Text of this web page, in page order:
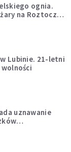
ognia.
na Roztoczu
zdjęcie
Lubinie. 21-letni
uznawanie
oblało ten